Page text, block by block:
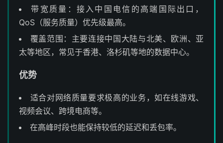
带宽质量：接入中国电信的高端国际出口，
QoS（服务质量）优先级最高。
覆盖范围：主要连接中国大陆与北美、欧洲、亚
太等地区，常见于香港、洛杉矶等地的数据中心。
优势
适合对网络质量要求极高的业务，如在线游戏、
视频会议、跨境电商等。
在高峰时段也能保持较低的延迟和丢包率。